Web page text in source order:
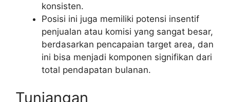
konsisten.
Posisi ini juga memiliki potensi insentif
penjualan atau komisi yang sangat besar,
berdasarkan pencapaian target area, dan
ini bisa menjadi komponen signifikan dari
total pendapatan bulanan.
Tunjangan